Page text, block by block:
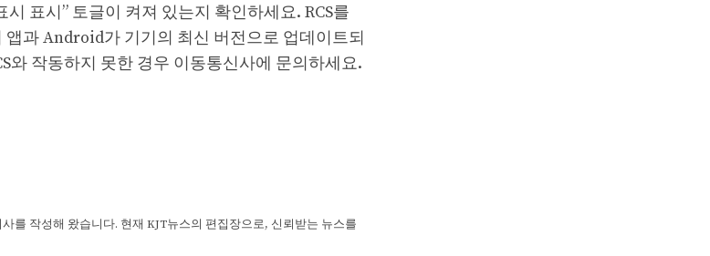
시 표시” 토글이 켜져 있는지 확인하세요. RCS를
과 Android가 기기의 최신 버전으로 업데이트되
와 작동하지 못한 경우 이동통신사에 문의하세요.
를 작성해 왔습니다. 현재 KJT뉴스의 편집장으로, 신뢰받는 뉴스를